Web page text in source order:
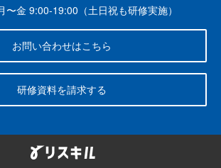
〜金 9:00-19:00（土日祝も研修実施）
お問い合わせはこちら
研修資料を請求する